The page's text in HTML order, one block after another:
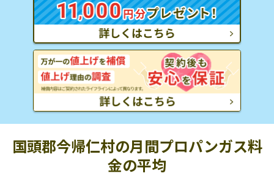
国頭郡今帰仁村の月間プロパンガス料
金の平均